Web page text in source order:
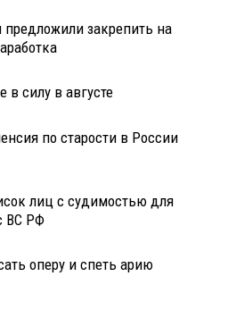
закрепить на
силу в августе
по старости в России
лиц с судимостью для
ВС РФ
оперу и спеть арию